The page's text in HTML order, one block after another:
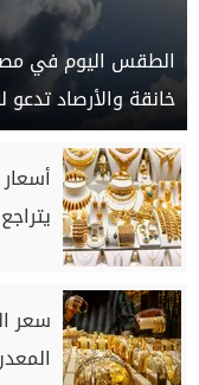
الطقس اليوم في
خانقة والأرصاد
سعر